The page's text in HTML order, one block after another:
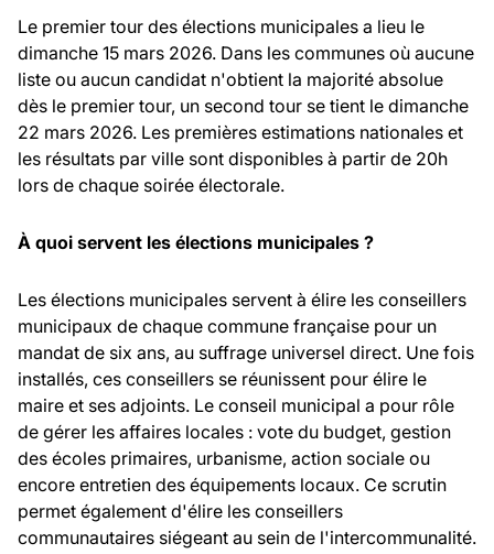
Le premier tour des élections municipales a lieu le
dimanche 15 mars 2026. Dans les communes où aucune
liste ou aucun candidat n'obtient la majorité absolue
dès le premier tour, un second tour se tient le dimanche
22 mars 2026. Les premières estimations nationales et
les résultats par ville sont disponibles à partir de 20h
lors de chaque soirée électorale.
À quoi servent les élections municipales ?
Les élections municipales servent à élire les conseillers
municipaux de chaque commune française pour un
mandat de six ans, au suffrage universel direct. Une fois
installés, ces conseillers se réunissent pour élire le
maire et ses adjoints. Le conseil municipal a pour rôle
de gérer les affaires locales : vote du budget, gestion
des écoles primaires, urbanisme, action sociale ou
encore entretien des équipements locaux. Ce scrutin
permet également d'élire les conseillers
communautaires siégeant au sein de l'intercommunalité.